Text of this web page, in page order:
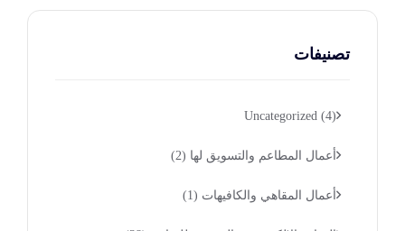
تصنيفات
Uncategorized (4)
أعمال المطاعم والتسويق لها (2)
أعمال المقاهي والكافيهات (1)